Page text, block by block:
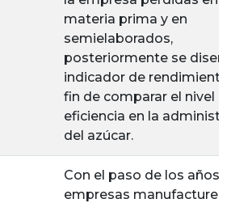
materia prima y en
semielaborados,
posteriormente se
indicador de rendimiento
fin de comparar el nivel
eficiencia en la
del azúcar.
Con el paso de los años
empresas